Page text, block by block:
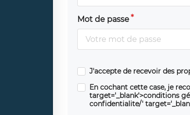
Mot de passe
J'accepte de recevoir des
En cochant cette case, je
target='_blank'>conditions
confidentialite/'